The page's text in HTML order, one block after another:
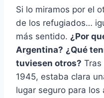
Si lo miramos por el
de los refugiados…
más sentido. ¿Por
Argentina? ¿Qué
tuviesen otros? Tras
1945, estaba clara
lugar seguro para los